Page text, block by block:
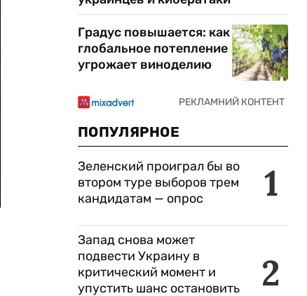
Градус повышается: как
глобальное потепление
угрожает виноделию
ПОПУЛЯРНОЕ
1
Зеленский проиграл бы во
втором туре выборов трем
кандидатам — опрос
2
Запад снова может
подвести Украину в
критический момент и
упустить шанс остановить